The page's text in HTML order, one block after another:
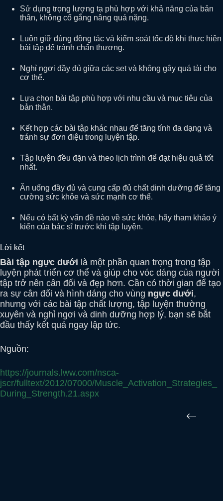
Sử dụng trọng lượng tạ phù hợp với khả năng của bản
thân, không cố gắng nâng quá nặng.
Luôn giữ đúng động tác và kiểm soát tốc độ khi thực hiện
bài tập để tránh chấn thương.
Nghỉ ngơi đầy đủ giữa các set và không gây quá tải cho
cơ thể.
Lựa chọn bài tập phù hợp với nhu cầu và mục tiêu của
bản thân.
Kết hợp các bài tập khác nhau để tăng tính đa dạng và
tránh sự đơn điệu trong luyện tập.
Tập luyện đều đặn và theo lịch trình để đạt hiệu quả tốt
nhất.
Ăn uống đầy đủ và cung cấp đủ chất dinh dưỡng để tăng
cường sức khỏe và sức mạnh cơ thể.
Nếu có bất kỳ vấn đề nào về sức khỏe, hãy tham khảo ý
kiến của bác sĩ trước khi tập luyện.
Lời kết
Bài tập ngực dưới là một phần quan trọng trong tập
luyện phát triển cơ thể và giúp cho vóc dáng của người
tập trở nên cân đối và đẹp hơn. Cần có thời gian để tạo
ra sự cân đối và hình dáng cho vùng ngực dưới,
nhưng với các bài tập chất lượng, tập luyện thường
xuyên và nghỉ ngơi và dinh dưỡng hợp lý, bạn sẽ bắt
đầu thấy kết quả ngay lập tức.
Nguồn:
https://journals.lww.com/nsca-
jscr/fulltext/2012/07000/Muscle_Activation_Strategies_
During_Strength.21.aspx